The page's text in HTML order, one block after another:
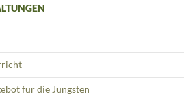
für die Jüngsten